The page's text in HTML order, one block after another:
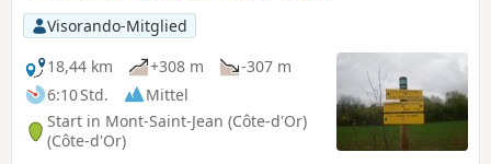
Visorando-Mitglied
18,44 km
+308 m
-307 m
6:10 Std.
Mittel
Start in Mont-Saint-Jean (Côte-d'Or)
(Côte-d'Or)